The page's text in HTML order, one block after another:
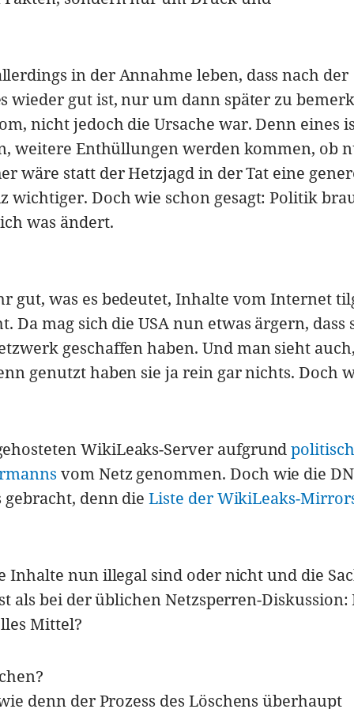
in der Annahme leben, dass nach der
wieder gut ist, nur um dann später zu
nicht jedoch die Ursache war. Denn eines
weitere Enthüllungen werden kommen, ob
wäre statt der Hetzjagd in der Tat eine
wichtiger. Doch wie schon gesagt: Politik
was ändert.
gut, was es bedeutet, Inhalte vom Internet
Da mag sich die USA nun etwas ärgern, dass
geschaffen haben. Und man sieht
genutzt haben sie ja rein gar nichts. Doch
WikiLeaks-Server aufgrund
vom Netz genommen. Doch wie die
gebracht, denn dieListe der WikiLeaks-
Inhalte nun illegal sind oder nicht und die
als bei der üblichen Netzsperren-Diskussion:
Mittel?
denn der Prozess des Löschens überhaupt